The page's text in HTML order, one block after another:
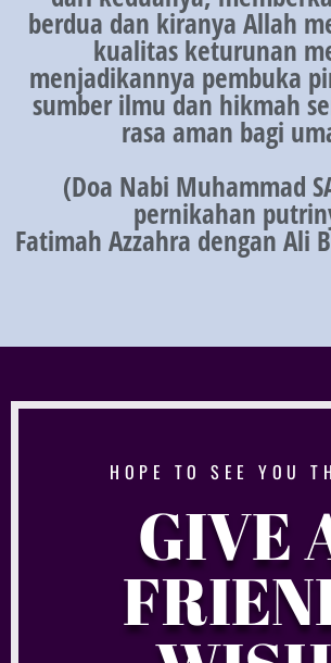
berdua dan kiranya Allah
kualitas keturunan
menjadikannya pembuka
sumber ilmu dan hikmah
rasa aman bagi
(Doa Nabi Muhammad
pernikahan
Fatimah Azzahra dengan Ali
HOPE TO SEE YOU
GIVE